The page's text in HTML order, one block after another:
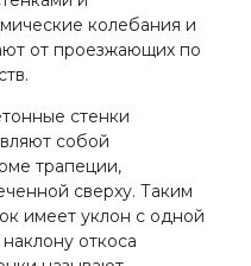
колебания и
от проезжающих по
стенки
собой
трапеции,
сверху. Таким
имеет уклон с одной
откоса